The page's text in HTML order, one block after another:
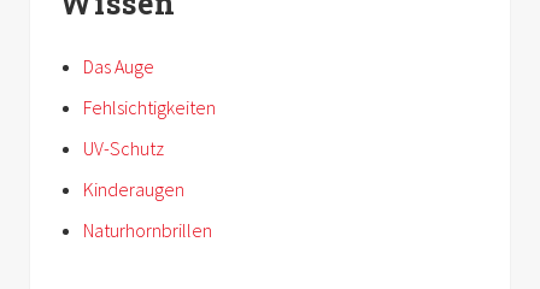
Das Auge
Fehlsichtigkeiten
UV-Schutz
Kinderaugen
Naturhorn­brillen